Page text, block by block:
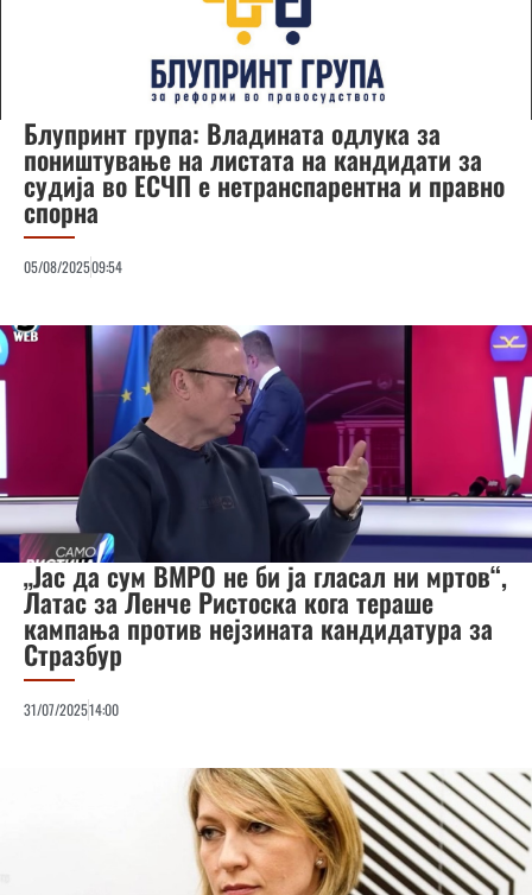
Блупринт група: Владината одлука за
поништување на листата на кандидати за
судија во ЕСЧП е нетранспарентна и правно
спорна
05/08/202509:54
„Јас да сум ВМРО не би ја гласал ни мртов“,
Латас за Ленче Ристоска кога тераше
кампања против нејзината кандидатура за
Стразбур
31/07/202514:00